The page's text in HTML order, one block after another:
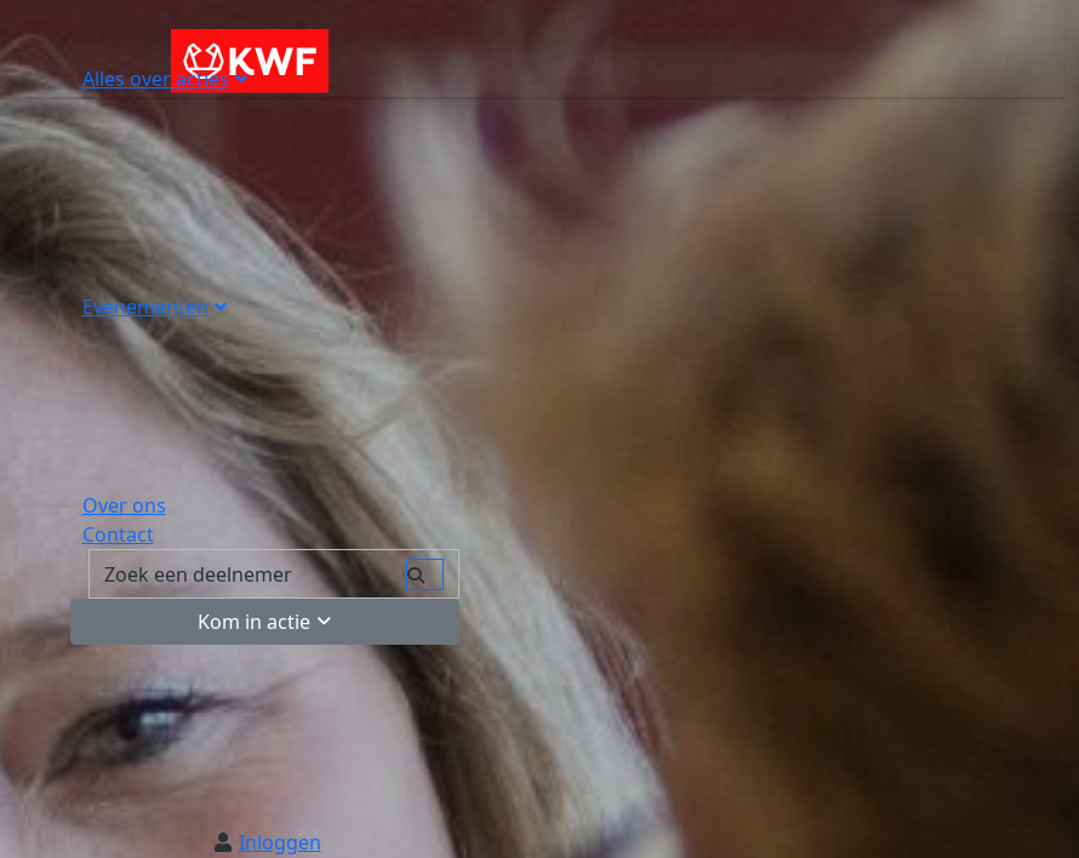
Alles over acties
Evenementen
Over ons
Contact
Kom in actie
Inloggen